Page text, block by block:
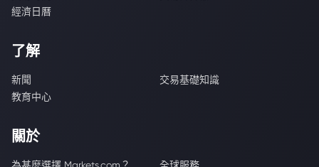
經濟日曆
了解
新聞
交易基礎知識
教育中心
關於
為甚麼選擇 Markets.com？
全球服務